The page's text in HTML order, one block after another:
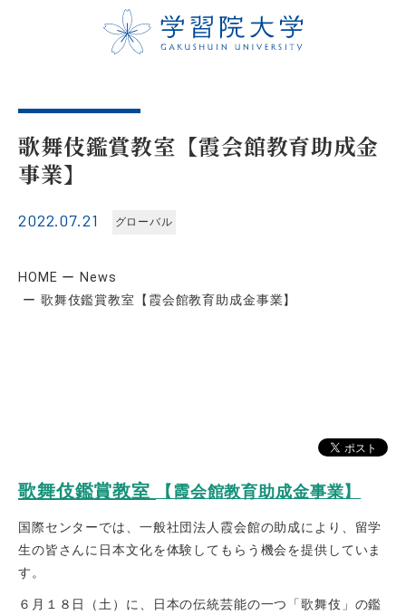
歌舞伎鑑賞教室【霞会館教育助成金
事業】
2022.07.21 グローバル
HOME
News
歌舞伎鑑賞教室【霞会館教育助成金事業】
歌舞伎鑑賞教室 【霞会館教育助成金事業】
国際センターでは、一般社団法人霞会館の助成により、留学
生の皆さんに日本文化を体験してもらう機会を提供していま
す。
６月１８日（土）に、日本の伝統芸能の一つ「歌舞伎」の鑑